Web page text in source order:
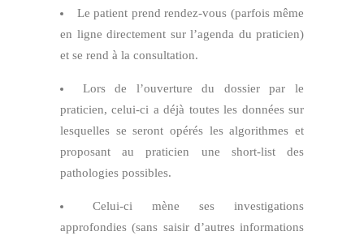
Le patient prend rendez-vous (parfois même
en ligne directement sur l’agenda du praticien)
et se rend à la consultation.
Lors de l’ouverture du dossier par le
praticien, celui-ci a déjà toutes les données sur
lesquelles se seront opérés les algorithmes et
proposant au praticien une short-list des
pathologies possibles.
Celui-ci mène ses investigations
approfondies (sans saisir d’autres informations